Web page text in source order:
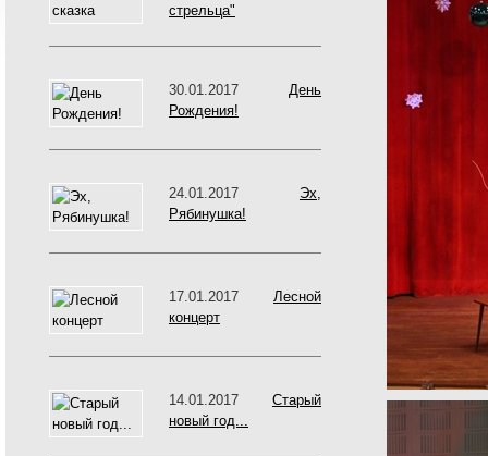
стрельца"
30.01.2017 День
Рождения!
24.01.2017 Эх,
Рябинушка!
17.01.2017 Лесной
концерт
14.01.2017 Старый
новый год...